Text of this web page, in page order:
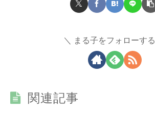
まる子をフォローする
関連記事